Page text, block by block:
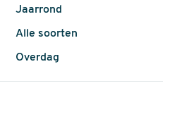
Jaarrond
Alle soorten
Overdag